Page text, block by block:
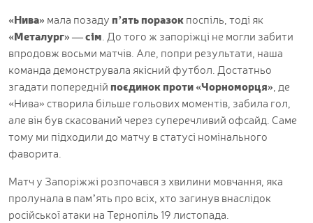
«Нива» мала позаду п’ять поразокпоспіль, тоді як
«Металург» — сім . До того ж запоріжці не могли забити
впродовж восьми матчів. Але, попри результати, наша
команда демонструвала якісний футбол. Достатньо
згадати попередній поєдинок проти «Чорноморця» , де
«Нива» створила більше гольових моментів, забила гол,
але він був скасований через суперечливий офсайд. Саме
тому ми підходили до матчу в статусі номінального
фаворита.
Матч у Запоріжжі розпочався з хвилини мовчання, яка
пролунала в пам’ять про всіх, хто загинув внаслідок
російської атаки на Тернопіль 19 листопада.